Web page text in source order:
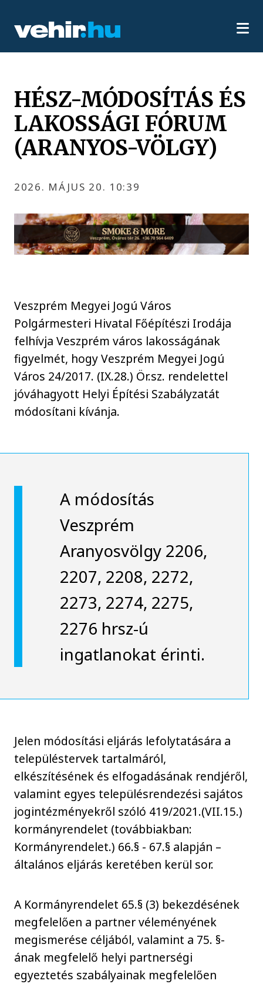
HÉSZ-MÓDOSÍTÁS ÉS
LAKOSSÁGI FÓRUM
(ARANYOS-VÖLGY)
2026. MÁJUS 20. 10:39
Veszprém Megyei Jogú Város
Polgármesteri Hivatal Főépítészi Irodája
felhívja Veszprém város lakosságának
figyelmét, hogy Veszprém Megyei Jogú
Város 24/2017. (IX.28.) Ör.sz. rendelettel
jóváhagyott Helyi Építési Szabályzatát
módosítani kívánja.
A módosítás
Veszprém
Aranyosvölgy 2206,
2207, 2208, 2272,
2273, 2274, 2275,
2276 hrsz-ú
ingatlanokat érinti.
Jelen módosítási eljárás lefolytatására a
településtervek tartalmáról,
elkészítésének és elfogadásának rendjéről,
valamint egyes településrendezési sajátos
jogintézményekről szóló 419/2021.(VII.15.)
kormányrendelet (továbbiakban:
Kormányrendelet.) 66.§ - 67.§ alapján –
általános eljárás keretében kerül sor.
A Kormányrendelet 65.§ (3) bekezdésének
megfelelően a partner véleményének
megismerése céljából, valamint a 75. §-
ának megfelelő helyi partnerségi
egyeztetés szabályainak megfelelően